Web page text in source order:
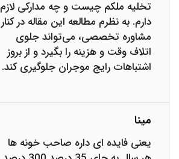
تخلیه ملکم چیست و چه مدارکی لازم
دارم. به نظرم مطالعه این مقاله در کنار
مشاوره تخصصی، می‌تواند جلوی
اتلاف وقت و هزینه را بگیرد و از بروز
اشتباهات رایج موجران جلوگیری کند.
مینا
یعنی فایده ای داره صاحب خونه ها